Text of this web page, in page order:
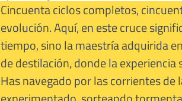
Cincuenta ciclos completos,
evolución. Aquí, en este cruce
tiempo, sino la maestría adquirida
de destilación, donde la
Has navegado por las corrientes